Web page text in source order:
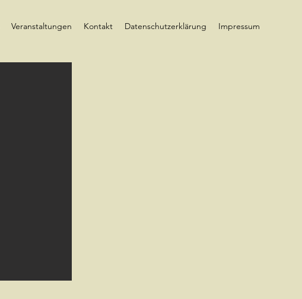
Veranstaltungen Kontakt Datenschutzerklärung Impressum